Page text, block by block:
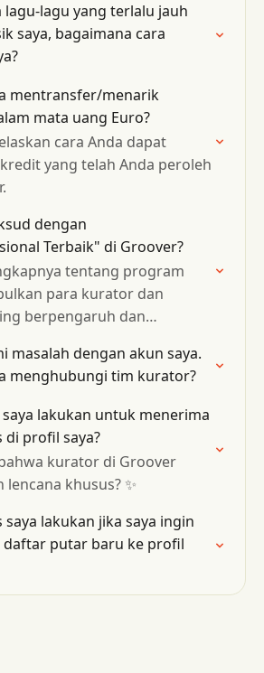
lagu-lagu yang terlalu jauh
saya, bagaimana cara
mentransfer/menarik
mata uang Euro?
cara Anda dapat
yang telah Anda peroleh
dengan
Terbaik" di Groover?
tentang program
para kurator dan
berpengaruh dan
masalah dengan akun saya.
menghubungi tim kurator?
lakukan untuk menerima
di profil saya?
kurator di Groover
khusus? ✨
saya lakukan jika saya ingin
daftar putar baru ke profil